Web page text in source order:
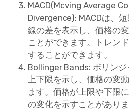
MACD(Moving Average
Divergence): MACDは、
線の差を表示し、価格の
ことができます。トレン
することができます。
Bollinger Bands: ボリン
上下限を示し、価格の変
ます。価格が上限や下限
の変化を示すことがありま